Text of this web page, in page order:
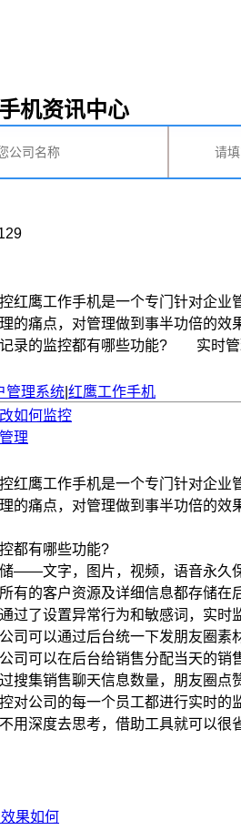
机资讯中心
鹰工作手机是一个专门针对企业
的痛点，对管理做到事半功倍的
的监控都有哪些功能? 实时管
管理系统 红鹰工作手机
如何监控
理
鹰工作手机是一个专门针对企业
的痛点，对管理做到事半功倍的
都有哪些功能?
文字，图片，视频，语音永久保
客户资源及详细信息都存储在后
设置异常行为和敏感词，实时监
以通过后台统一下发朋友圈素材
以在后台给销售分配当天的销售
销售聊天信息数量，朋友圈点赞
公司的每一个员工都进行实时的
用深度去思考，借助工具就可以很
果如何